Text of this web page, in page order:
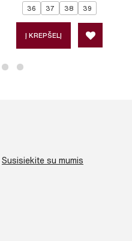
36 37 38 39
Į KREPŠELĮ
Susisiekite su mumis